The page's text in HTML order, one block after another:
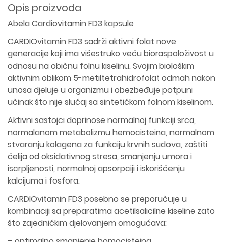
Opis proizvoda
Abela Cardiovitamin FD3 kapsule
CARDIOvitamin FD3 sadrži aktivni folat nove
generacije koji ima višestruko veću bioraspoloživost u
odnosu na običnu folnu kiselinu. Svojim biološkim
aktivnim oblikom 5-metiltetrahidrofolat odmah nakon
unosa djeluje u organizmu i obezbeđuje potpuni
učinak što nije slučaj sa sintetičkom folnom kiselinom.
Aktivni sastojci doprinose normalnoj funkciji srca,
normalanom metabolizmu hemocisteina, normalnom
stvaranju kolagena za funkciju krvnih sudova, zaštiti
ćelija od oksidativnog stresa, smanjenju umora i
iscrpljenosti, normalnoj apsorpciji i iskorišćenju
kalcijuma i fosfora.
CARDIOvitamin FD3 posebno se preporučuje u
kombinaciji sa preparatima acetilsalicilne kiseline zato
što zajedničkim djelovanjem omogućava: